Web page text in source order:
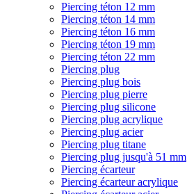
Piercing téton 12 mm
Piercing téton 14 mm
Piercing téton 16 mm
Piercing téton 19 mm
Piercing téton 22 mm
Piercing plug
Piercing plug bois
Piercing plug pierre
Piercing plug silicone
Piercing plug acrylique
Piercing plug acier
Piercing plug titane
Piercing plug jusqu'à 51 mm
Piercing écarteur
Piercing écarteur acrylique